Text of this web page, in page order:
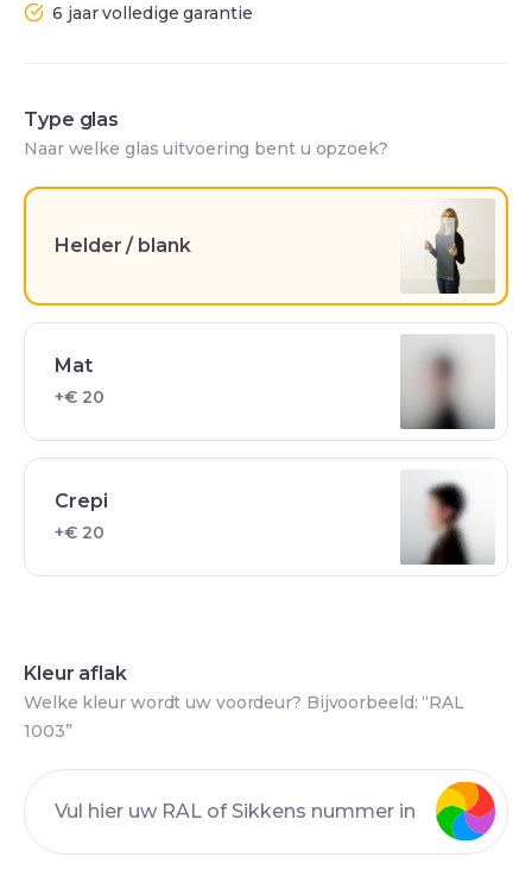
6 jaar volledige garantie
Type glas
Naar welke glas uitvoering bent u opzoek?
Helder / blank
Mat
+€ 20
Crepi
+€ 20
Kleur aflak
Welke kleur wordt uw voordeur? Bijvoorbeeld: “RAL
1003”